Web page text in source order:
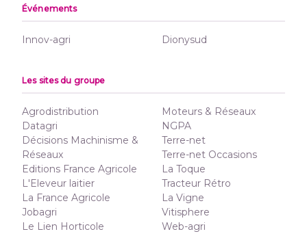
Événements
Innov-agri Dionysud
Les sites du groupe
Agrodistribution
Datagri
Décisions Machinisme &
Réseaux
Editions France Agricole
L'Eleveur laitier
La France Agricole
Jobagri
Le Lien Horticole
Moteurs & Réseaux
NGPA
Terre-net
Terre-net Occasions
La Toque
Tracteur Rétro
La Vigne
Vitisphere
Web-agri